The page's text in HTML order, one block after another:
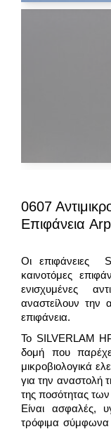
0607
Επιφάνεια
Οι επιφάνειες
καινοτόμες
ενισχυμένες
αναστείλουν την
επιφάνεια.
Το SILVERLAM
δομή που
μικροβιολογικά
για την αναστολή
της ποσότητας
Είναι ασφαλές,
τρόφιμα